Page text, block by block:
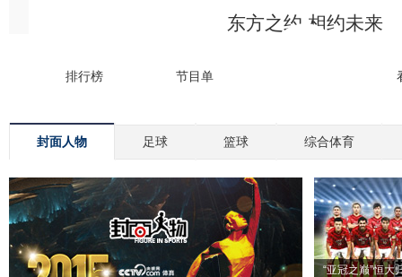
封面人物 足球 篮球 综合体育
“亚冠之巅”恒大